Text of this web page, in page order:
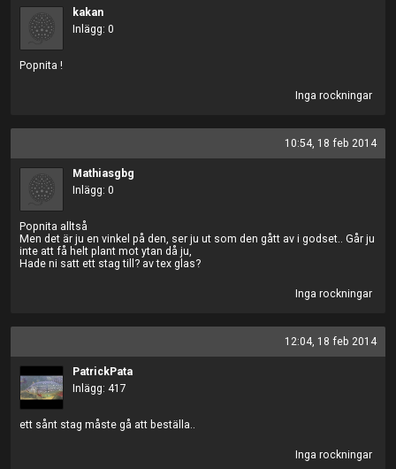
kakan
Inlägg: 0
Popnita !
Inga rockningar
10:54, 18 feb 2014
Mathiasgbg
Inlägg: 0
Popnita alltså
Men det är ju en vinkel på den, ser ju ut som den gått av i godset.. Går ju
inte att få helt plant mot ytan då ju,
Hade ni satt ett stag till? av tex glas?
Inga rockningar
12:04, 18 feb 2014
PatrickPata
Inlägg: 417
ett sånt stag måste gå att beställa..
Inga rockningar